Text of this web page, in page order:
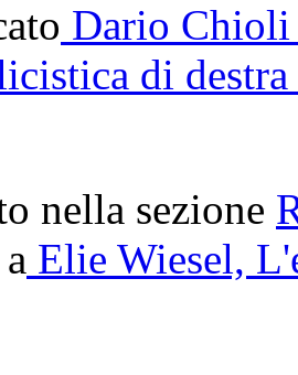
Dario Chioli
di
nella sezione
Elie Wiesel,